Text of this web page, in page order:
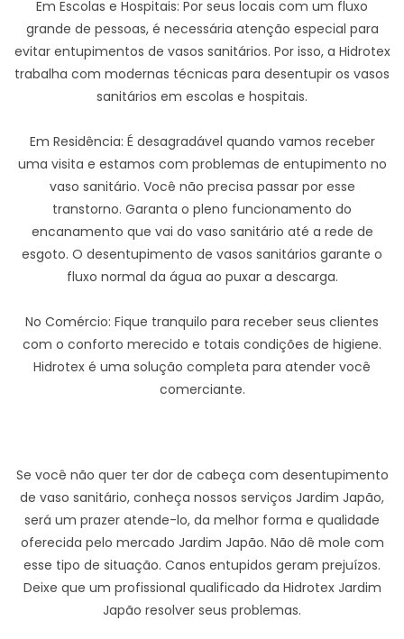
Em Escolas e Hospitais: Por seus locais com um fluxo
grande de pessoas, é necessária atenção especial para
evitar entupimentos de vasos sanitários. Por isso, a Hidrotex
trabalha com modernas técnicas para desentupir os vasos
sanitários em escolas e hospitais.
Em Residência: É desagradável quando vamos receber
uma visita e estamos com problemas de entupimento no
vaso sanitário. Você não precisa passar por esse
transtorno. Garanta o pleno funcionamento do
encanamento que vai do vaso sanitário até a rede de
esgoto. O desentupimento de vasos sanitários garante o
fluxo normal da água ao puxar a descarga.
No Comércio: Fique tranquilo para receber seus clientes
com o conforto merecido e totais condições de higiene.
Hidrotex é uma solução completa para atender você
comerciante.
Se você não quer ter dor de cabeça com desentupimento
de vaso sanitário, conheça nossos serviços Jardim Japão,
será um prazer atende-lo, da melhor forma e qualidade
oferecida pelo mercado Jardim Japão. Não dê mole com
esse tipo de situação. Canos entupidos geram prejuízos.
Deixe que um profissional qualificado da Hidrotex Jardim
Japão resolver seus problemas.